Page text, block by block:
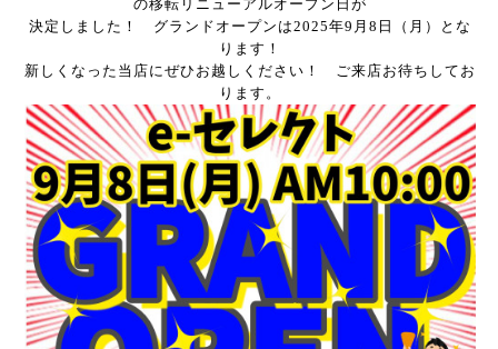
の移転リニューアルオープン日が
決定しました！ グランドオープンは2025年9月8日（月）とな
ります！
新しくなった当店にぜひお越しください！ ご来店お待ちしてお
ります。